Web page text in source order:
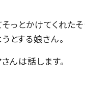
っとかけてくれたそ
とする娘さん。
んは話します。